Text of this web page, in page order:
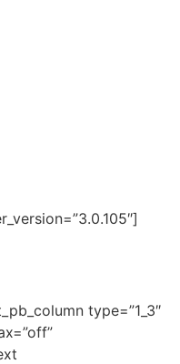
type=”1_3″